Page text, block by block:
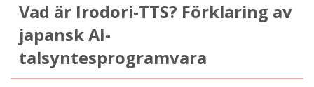
Vad är Irodori-TTS? Förklaring av
japansk AI-
talsyntesprogramvara